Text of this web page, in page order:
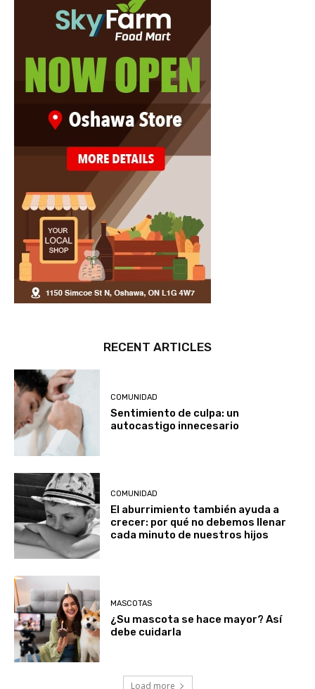
RECENT ARTICLES
COMUNIDAD
Sentimiento de culpa: un
autocastigo innecesario
COMUNIDAD
El aburrimiento también ayuda a
crecer: por qué no debemos llenar
cada minuto de nuestros hijos
MASCOTAS
¿Su mascota se hace mayor? Así
debe cuidarla
Load more